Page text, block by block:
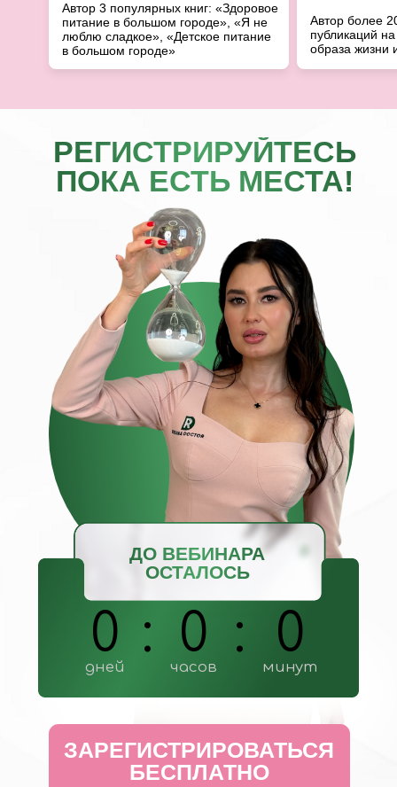
Автор более
публикаций
образа жизни
Автор 3 популярных книг: «Здоровое
питание в большом городе», «Я не
люблю сладкое», «Детское питание
в большом городе»